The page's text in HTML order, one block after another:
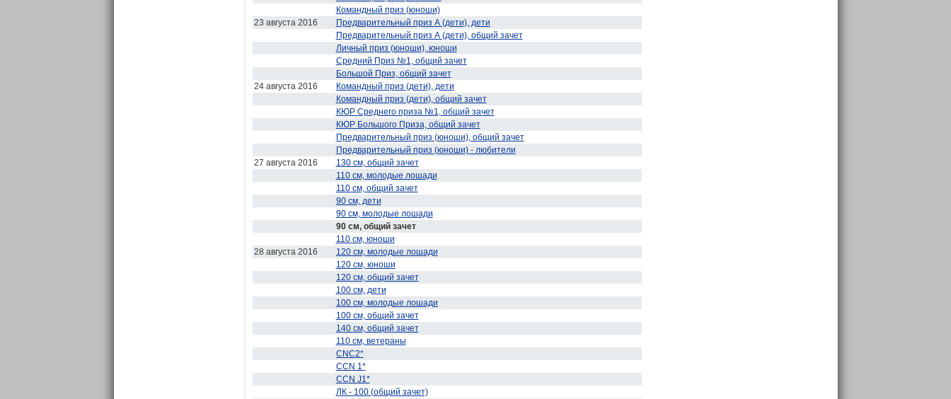
Командный приз (юноши)
23 августа 2016
Предварительный приз А (дети), дети
Предварительный приз А (дети), общий зачет
Личный приз (юноши), юноши
Средний Приз №1, общий зачет
Большой Приз, общий зачет
24 августа 2016
Командный приз (дети), дети
Командный приз (дети), общий зачет
КЮР Среднего приза №1, общий зачет
КЮР Большого Приза, общий зачет
Предварительный приз (юноши), общий зачет
Предварительный приз (юноши) - любители
27 августа 2016
130 см, общий зачет
110 см, молодые лошади
110 см, общий зачет
90 см, дети
90 см, молодые лошади
90 см, общий зачет
110 см, юноши
28 августа 2016
120 см, молодые лошади
120 см, юноши
120 см, общий зачет
100 см, дети
100 см, молодые лошади
100 см, общий зачет
140 см, общий зачет
110 см, ветераны
CNC2*
CCN 1*
CCN J1*
ЛК - 100 (общий зачет)